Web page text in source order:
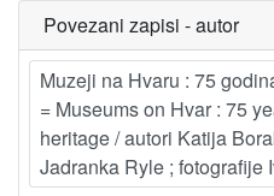
Povezani zapisi - autor
Muzeji na Hvaru : 75
= Museums on Hvar : 75
heritage / autori Katija
Jadranka Ryle ; fotografije